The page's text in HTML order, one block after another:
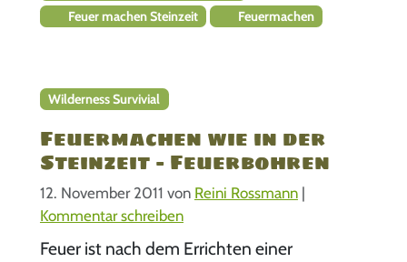
Feuer machen Steinzeit
Feuermachen
Wilderness Survivial
Feuermachen wie in der
Steinzeit – Feuerbohren
12. November 2011 von Reini Rossmann |
Kommentar schreiben
Feuer ist nach dem Errichten einer